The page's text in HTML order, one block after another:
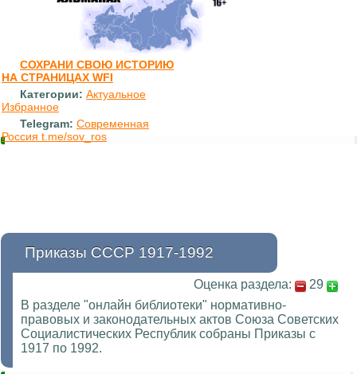
СОХРАНИ СВОЮ ИСТОРИЮ
НА СТРАНИЦАХ WFI
Категории: Актуальное
Избранное
Telegram: Современная
Россия t.me/sov_ros
Приказы СССР 1917-1992
Оценка раздела:
29
В разделе "онлайн библиотеки" нормативно-
правовых и законодательных актов Союза Советских
Социалистических Республик собраны Приказы с
1917 по 1992.